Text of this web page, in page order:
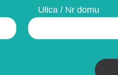
Ulica / Nr domu